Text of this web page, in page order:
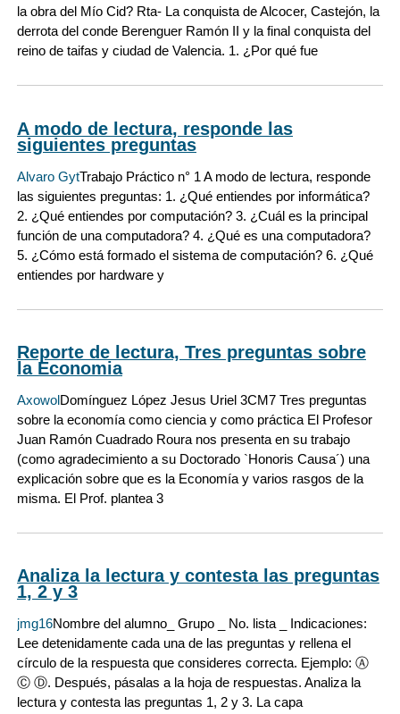
la obra del Mío Cid? Rta- La conquista de Alcocer, Castejón, la
derrota del conde Berenguer Ramón II y la final conquista del
reino de taifas y ciudad de Valencia. 1. ¿Por qué fue
A modo de lectura, responde las
siguientes preguntas
Alvaro GytTrabajo Práctico n° 1 A modo de lectura, responde
las siguientes preguntas: 1. ¿Qué entiendes por informática?
2. ¿Qué entiendes por computación? 3. ¿Cuál es la principal
función de una computadora? 4. ¿Qué es una computadora?
5. ¿Cómo está formado el sistema de computación? 6. ¿Qué
entiendes por hardware y
Reporte de lectura, Tres preguntas sobre
la Economia
AxowolDomínguez López Jesus Uriel 3CM7 Tres preguntas
sobre la economía como ciencia y como práctica El Profesor
Juan Ramón Cuadrado Roura nos presenta en su trabajo
(como agradecimiento a su Doctorado `Honoris Causa´) una
explicación sobre que es la Economía y varios rasgos de la
misma. El Prof. plantea 3
Analiza la lectura y contesta las preguntas
1, 2 y 3
jmg16Nombre del alumno_ Grupo _ No. lista _ Indicaciones:
Lee detenidamente cada una de las preguntas y rellena el
círculo de la respuesta que consideres correcta. Ejemplo: Ⓐ
Ⓒ Ⓓ. Después, pásalas a la hoja de respuestas. Analiza la
lectura y contesta las preguntas 1, 2 y 3. La capa